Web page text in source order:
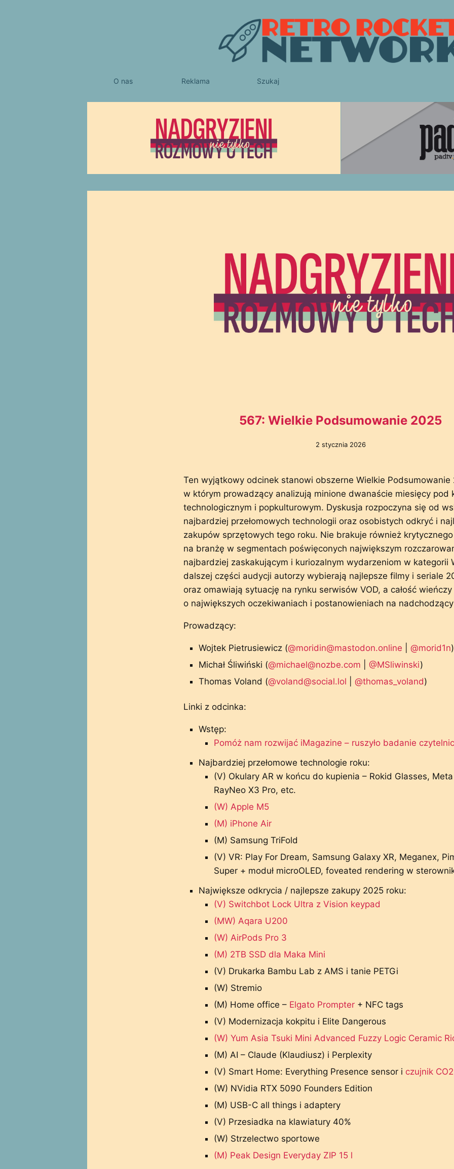
O nas Reklama Szukaj
567: Wielkie Podsumowanie 2025
2 stycznia 2026
Ten wyjątkowy odcinek stanowi obszerne Wielkie Podsumowanie
w którym prowadzący analizują minione dwanaście miesięcy pod
technologicznym i popkulturowym. Dyskusja rozpoczyna się od
najbardziej przełomowych technologii oraz osobistych odkryć i
zakupów sprzętowych tego roku. Nie brakuje również
na branżę w segmentach poświęconych największym
najbardziej zaskakującym i kuriozalnym wydarzeniom w kategorii
dalszej części audycji autorzy wybierają najlepsze filmy i seriale
oraz omawiają sytuację na rynku serwisów VOD, a całość
o największych oczekiwaniach i postanowieniach na
Prowadzący:
Wojtek Pietrusiewicz (@moridin@mastodon.online @morid1n)
Michał Śliwiński (@michael@nozbe.com @MSliwinski)
Thomas Voland (@voland@social.lol @thomas_voland)
Linki z odcinka:
Wstęp:
Pomóż nam rozwijać iMagazine – ruszyło badanie
Najbardziej przełomowe technologie roku:
(V) Okulary AR w końcu do kupienia – Rokid Glasses,
RayNeo X3 Pro, etc.
(W) Apple M5
(M) iPhone Air
(M) Samsung TriFold
(V) VR: Play For Dream, Samsung Galaxy XR, Meganex,
Super + moduł microOLED, foveated rendering w
Największe odkrycia / najlepsze zakupy 2025 roku:
(V) Switchbot Lock Ultra z Vision keypad
(MW) Aqara U200
(W) AirPods Pro 3
(M) 2TB SSD dla Maka Mini
(V) Drukarka Bambu Lab z AMS i tanie PETGi
(W) Stremio
(M) Home office – Elgato Prompter + NFC tags
(V) Modernizacja kokpitu i Elite Dangerous
(W) Yum Asia Tsuki Mini Advanced Fuzzy Logic Ceramic
(M) AI – Claude (Klaudiusz) i Perplexity
(V) Smart Home: Everything Presence sensor i czujnik CO2
(W) NVidia RTX 5090 Founders Edition
(M) USB-C all things i adaptery
(V) Przesiadka na klawiatury 40%
(W) Strzelectwo sportowe
(M) Peak Design Everyday ZIP 15 l